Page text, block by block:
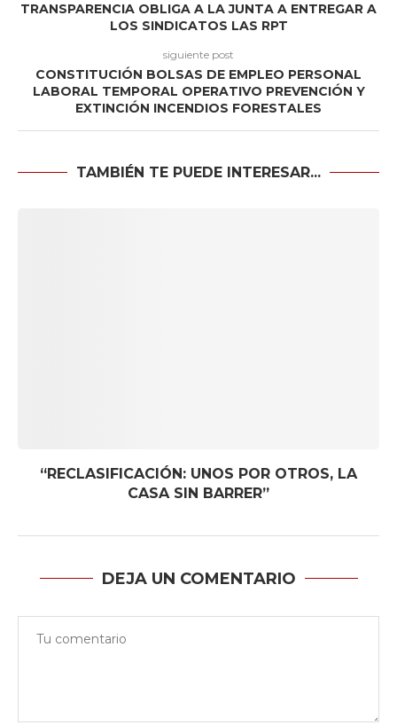
TRANSPARENCIA OBLIGA A LA JUNTA A ENTREGAR A
LOS SINDICATOS LAS RPT
siguiente post
CONSTITUCIÓN BOLSAS DE EMPLEO PERSONAL
LABORAL TEMPORAL OPERATIVO PREVENCIÓN Y
EXTINCIÓN INCENDIOS FORESTALES
TAMBIÉN TE PUEDE INTERESAR...
“RECLASIFICACIÓN: UNOS POR OTROS, LA
CASA SIN BARRER”
DEJA UN COMENTARIO